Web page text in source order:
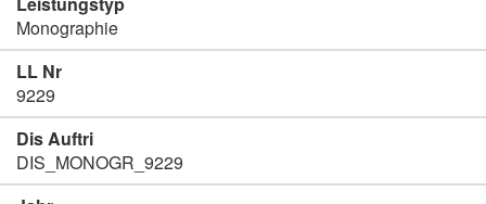
Monographie
LL Nr
9229
Dis Auftri
DIS_MONOGR_9229